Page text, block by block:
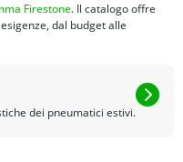
Firestone. Il catalogo offre
dal budget alle
dei pneumatici estivi.